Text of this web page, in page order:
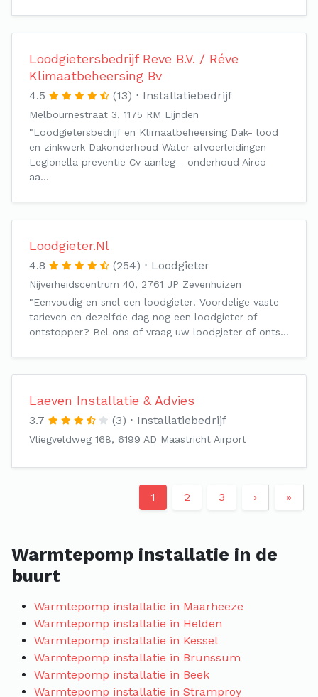
Loodgietersbedrijf Reve B.V. / Réve
Klimaatbeheersing Bv
4.5 (13) Installatiebedrijf
Melbournestraat 3, 1175 RM Lijnden
"Loodgietersbedrijf en Klimaatbeheersing Dak- lood
en zinkwerk Dakonderhoud Water-afvoerleidingen
Legionella preventie Cv aanleg - onderhoud Airco
aa…
Loodgieter.Nl
4.8 (254) Loodgieter
Nijverheidscentrum 40, 2761 JP Zevenhuizen
"Eenvoudig en snel een loodgieter! Voordelige vaste
tarieven en dezelfde dag nog een loodgieter of
ontstopper? Bel ons of vraag uw loodgieter of onts…
Laeven Installatie & Advies
3.7 (3) Installatiebedrijf
Vliegveldweg 168, 6199 AD Maastricht Airport
1 2 3 › »
Warmtepomp installatie in de
buurt
Warmtepomp installatie in Maarheeze
Warmtepomp installatie in Helden
Warmtepomp installatie in Kessel
Warmtepomp installatie in Brunssum
Warmtepomp installatie in Beek
Warmtepomp installatie in Stramproy